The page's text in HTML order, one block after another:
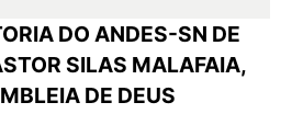
DO ANDES-SN DE
SILAS MALAFAIA,
DE DEUS